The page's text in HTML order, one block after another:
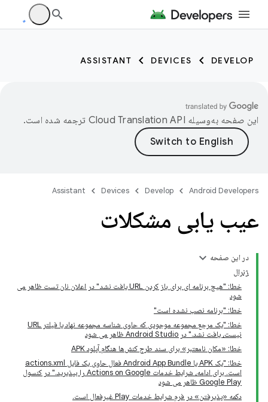
DEVELOP
DEVICES
ASSISTANT
این صفحه به‌وسیله ترجمه شده است.
Android Developers
Develop
Devices
Assistant
عیب یابی مشکلات
در این صفحه
ژنرال
خطا: "هیچ برنامه ای برای باز کردن URL یافت نشد" در اعلان نان تست ظاهر می
شود
خطا: "برنامه نصب نشده است"
خطا: "یک مرجع مجموعه موجودی که حاوی شناسه مجموعه نهاد یا فیلتر URL
نیست، یافت نشد." در Android Studio ظاهر می شود
خطا: «مکان نامعتبر» برای سند طرح کنش‌ها هنگام آپلود APK
خطا: "یک APK یا Android App Bundle فعال حاوی یک فایل actions.xml
است. برای ادامه، شرایط خدمات Actions on Google را بپذیرید." در کنسول
Google Play ظاهر می شود
دکمه «پذیرفتن» در فرم شرایط خدمات Play غیرفعال است.